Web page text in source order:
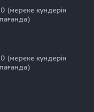
(мереке күндерін
(мереке күндерін